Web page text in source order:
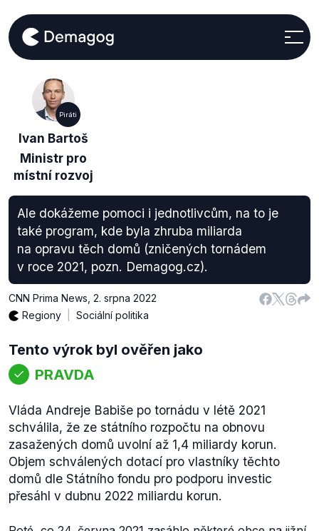
Piráti
Ivan Bartoš
Ministr pro
místní rozvoj
Ale dokážeme pomoci i jednotlivcům, na to je
také program, kde byla zhruba miliarda
na opravu těch domů (zničených tornádem
v roce 2021, pozn. Demagog.cz).
CNN Prima News 2. srpna 2022
Regiony
Sociální politika
Tento výrok byl ověřen jako
PRAVDA
Vláda Andreje Babiše po tornádu v létě 2021
schválila, že ze státního rozpočtu na obnovu
zasažených domů uvolní až 1,4 miliardy korun.
Objem schválených dotací pro vlastníky těchto
domů dle Státního fondu pro podporu investic
přesáhl v dubnu 2022 miliardu korun.